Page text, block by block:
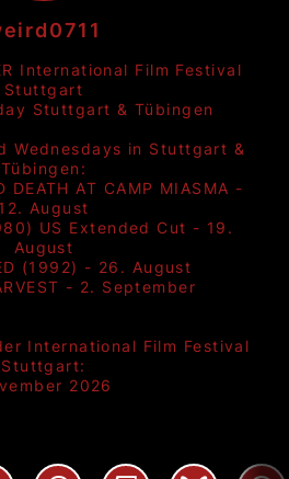
International Film Festival
Stuttgart
Stuttgart & Tübingen
Wednesdays in Stuttgart &
Tübingen:
DEATH AT CAMP MIASMA -
12. August
US Extended Cut - 19.
August
(1992) - 26. August
- 2. September
International Film Festival
Stuttgart:
2026